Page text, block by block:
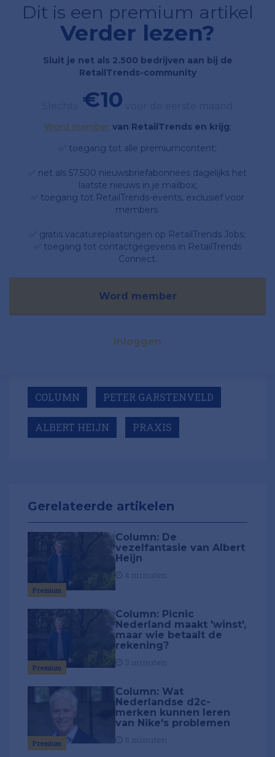
Dit is een premium artikel
Verder lezen?
Sluit je net als 2.500 bedrijven aan bij de
RetailTrends-community
€10
Word member van RetailTrends en krijg;
✅ toegang tot alle premiumcontent;
✅ net als 57.500 nieuwsbriefabonnees dagelijks het
laatste nieuws in je mailbox;
✅ toegang tot RetailTrends-events, exclusief voor
members.
✅ gratis vacatureplaatsingen op RetailTrends Jobs;
✅ toegang tot contactgegevens in RetailTrends
Connect.
Word member
Inloggen
COLUMN PETER GARSTENVELD
ALBERT HEIJN PRAXIS
Gerelateerde artikelen
Premium
Column: De
vezelfantasie van Albert
Heijn
Premium
Column: Picnic
Nederland maakt 'winst',
maar wie betaalt de
rekening?
Premium
Column: Wat
Nederlandse d2c-
merken kunnen leren
van Nike's problemen